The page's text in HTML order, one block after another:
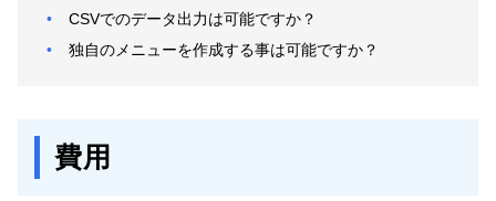
CSVでのデータ出力は可能ですか？
独自のメニューを作成する事は可能ですか？
費用